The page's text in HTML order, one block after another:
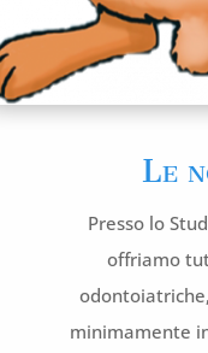
Le
Presso lo
offriamo
minimamente